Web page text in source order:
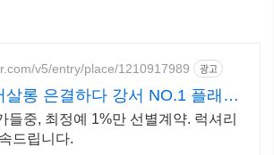
v5/entry/place/1210917989 광고
살롱 은결하다 강서 NO.1 플래그
들중, 최정예 1%만 선별계약. 럭셔리
드립니다.